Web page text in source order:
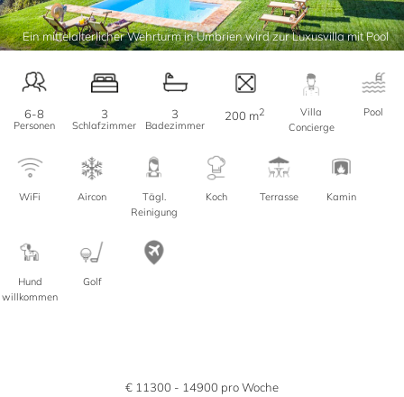
Ein mittelalterlicher Wehrturm in Umbrien wird zur Luxusvilla mit Pool
6-8
Personen
3
Schlafzimmer
3
Badezimmer
200 m2
Villa
Concierge
Pool
WiFi Aircon
Tägl.
Reinigung
Koch Terrasse Kamin
Hund
willkommen
Golf
€ 11300 - 14900 pro Woche